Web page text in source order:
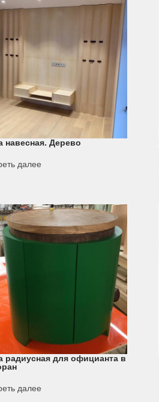
навесная. Дерево
далее
радиусная для официанта в
далее